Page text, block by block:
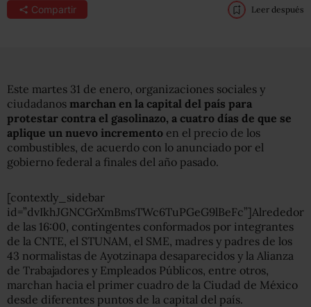
Compartir Leer después
Este martes 31 de enero, organizaciones sociales y
ciudadanos marchan en la capital del país para
protestar contra el gasolinazo, a cuatro días de que se
aplique un nuevo incremento en el precio de los
combustibles, de acuerdo con lo anunciado por el
gobierno federal a finales del año pasado.
[contextly_sidebar
id=”dvIkhJGNCGrXmBmsTWc6TuPGeG9lBeFc”]Alrededor
de las 16:00, contingentes conformados por integrantes
de la CNTE, el STUNAM, el SME, madres y padres de los
43 normalistas de Ayotzinapa desaparecidos y la Alianza
de Trabajadores y Empleados Públicos, entre otros,
marchan hacia el primer cuadro de la Ciudad de México
desde diferentes puntos de la capital del país.